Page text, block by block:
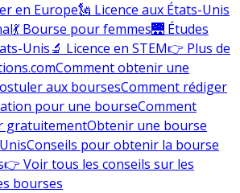
en Europe🗽 Licence aux États-Unis
💃 Bourse pour femmes🌉 Études
Unis🔬 Licence en STEM👉 Plus de
Comment obtenir une
aux boursesComment rédiger
pour une bourseComment
gratuitementObtenir une bourse
Conseils pour obtenir la bourse
👉 Voir tous les conseils sur les
bourses